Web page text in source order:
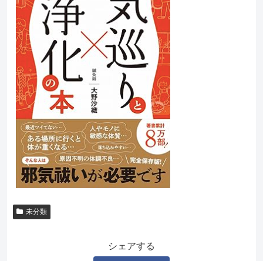
未分類
シェアする